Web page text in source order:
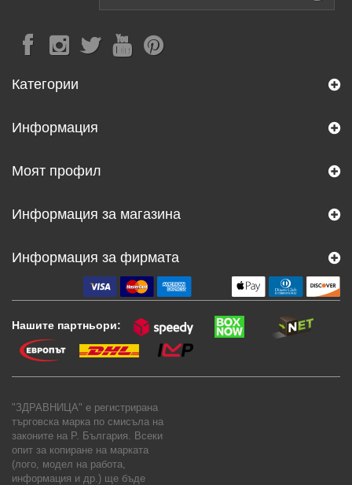
Категории
Информация
Моят профил
Информация за магазина
Информация за фирмата
Нашите партньори:
"ЗДРАВНИЦА" е регистрирана
търговска марка по смисъла на
законите на Р. България. Всеки
опит за копиране на марката
(лого, модел на работа,
информация и др.) ще бъде